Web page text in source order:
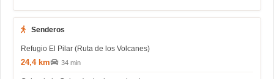
Senderos
Refugio El Pilar (Ruta de los Volcanes)
24,4 km 34 min